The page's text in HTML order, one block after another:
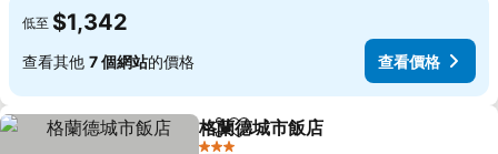
低至 $1,342
查看其他 7 個網站的價格 查看價格
分享 加入我的最愛
格蘭德城市飯店